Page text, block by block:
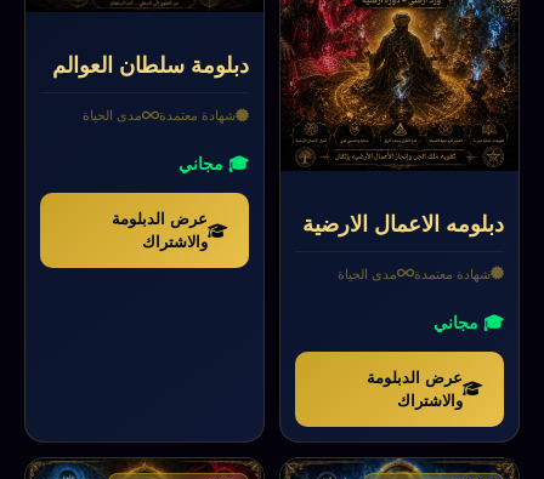
دبلومه الاعمال الارضية
شهادة معتمدة مدى الحياة
🎓 مجاني
عرض الدبلومة
والاشتراك
دبلومة سلطان العوالم
شهادة معتمدة مدى الحياة
🎓 مجاني
عرض الدبلومة
والاشتراك